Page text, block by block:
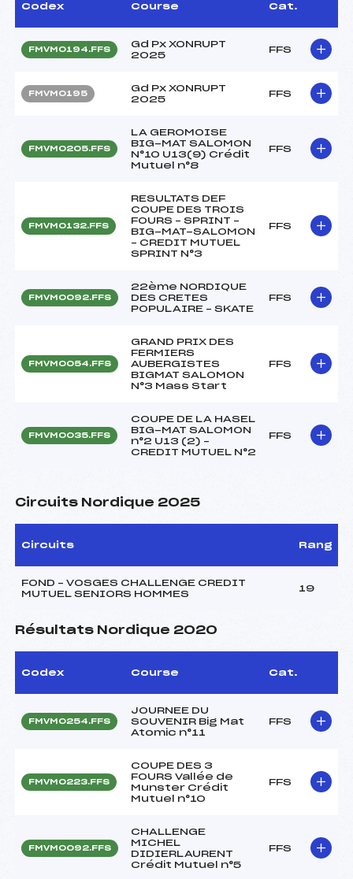
Codex Course Cat.
FMVM0194.FFS
Gd Px XONRUPT
2025
FFS
FMVM0195
Gd Px XONRUPT
2025
FFS
FMVM0205.FFS
LA GEROMOISE
BIG-MAT SALOMON
N°10 U13(9) Crédit
Mutuel n°8
FFS
FMVM0132.FFS
RESULTATS DEF
COUPE DES TROIS
FOURS – SPRINT –
BIG-MAT-SALOMON
– CREDIT MUTUEL
SPRINT N°3
FFS
FMVM0092.FFS
22ème NORDIQUE
DES CRETES
POPULAIRE – SKATE
FFS
FMVM0054.FFS
GRAND PRIX DES
FERMIERS
AUBERGISTES
BIGMAT SALOMON
N°3 Mass Start
FFS
FMVM0035.FFS
COUPE DE LA HASEL
BIG-MAT SALOMON
n°2 U13 (2) –
CREDIT MUTUEL N°2
FFS
Circuits Nordique 2025
Circuits Rang
FOND – VOSGES CHALLENGE CREDIT
MUTUEL SENIORS HOMMES
19
Résultats Nordique 2020
Codex Course Cat.
FMVM0254.FFS
JOURNEE DU
SOUVENIR Big Mat
Atomic n°11
FFS
FMVM0223.FFS
COUPE DES 3
FOURS Vallée de
Munster Crédit
Mutuel n°10
FFS
FMVM0092.FFS
CHALLENGE
MICHEL
DIDIERLAURENT
Crédit Mutuel n°5
FFS